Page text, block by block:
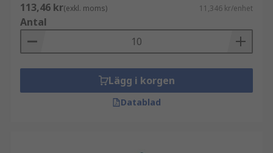
113,46 kr(exkl. moms) 11,346 kr/enhet
Antal
Lägg i korgen
Datablad